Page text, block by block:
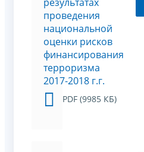
проведения
национальной
оценки рисков
финансирования
терроризма
2017-2018 г.г.
PDF (9985 КБ)